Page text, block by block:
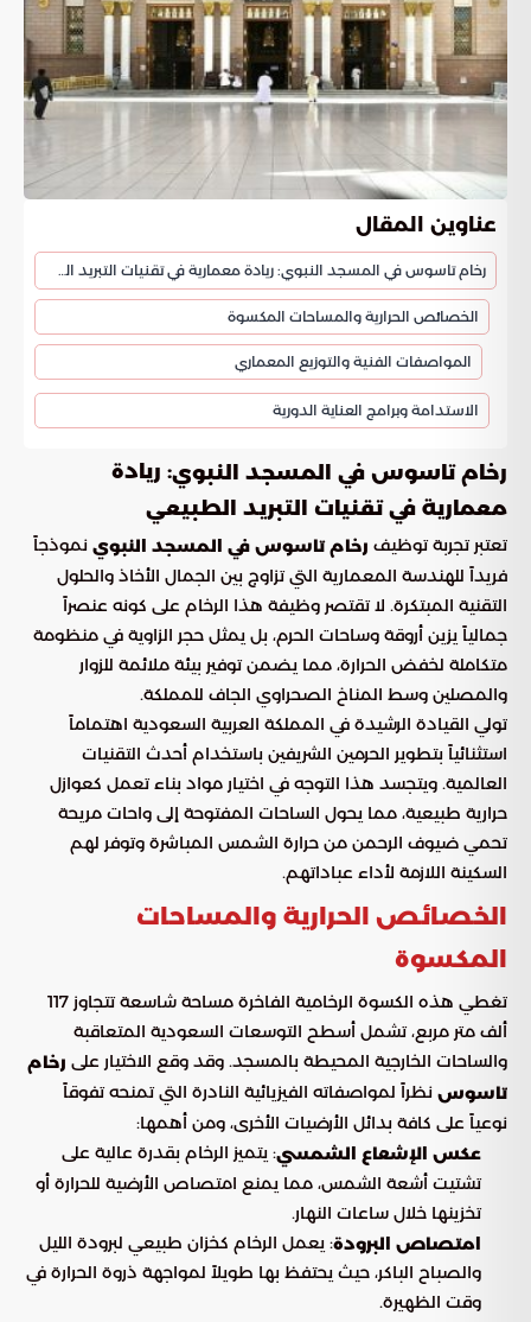
عناوين المقال
رخام تاسوس في المسجد النبوي: ريادة معمارية في تقنيات التبريد الطبيعي
الخصائص الحرارية والمساحات المكسوة
المواصفات الفنية والتوزيع المعماري
الاستدامة وبرامج العناية الدورية
رخام تاسوس في المسجد النبوي: ريادة
معمارية في تقنيات التبريد الطبيعي
تعتبر تجربة توظيف رخام تاسوس في المسجد النبوي نموذجاً
فريداً للهندسة المعمارية التي تزاوج بين الجمال الأخاذ والحلول
التقنية المبتكرة. لا تقتصر وظيفة هذا الرخام على كونه عنصراً
جمالياً يزين أروقة وساحات الحرم، بل يمثل حجر الزاوية في منظومة
متكاملة لخفض الحرارة، مما يضمن توفير بيئة ملائمة للزوار
والمصلين وسط المناخ الصحراوي الجاف للمملكة.
تولي القيادة الرشيدة في المملكة العربية السعودية اهتماماً
استثنائياً بتطوير الحرمين الشريفين باستخدام أحدث التقنيات
العالمية. ويتجسد هذا التوجه في اختيار مواد بناء تعمل كعوازل
حرارية طبيعية، مما يحول الساحات المفتوحة إلى واحات مريحة
تحمي ضيوف الرحمن من حرارة الشمس المباشرة وتوفر لهم
السكينة اللازمة لأداء عباداتهم.
الخصائص الحرارية والمساحات
المكسوة
تغطي هذه الكسوة الرخامية الفاخرة مساحة شاسعة تتجاوز 117
ألف متر مربع، تشمل أسطح التوسعات السعودية المتعاقبة
والساحات الخارجية المحيطة بالمسجد. وقد وقع الاختيار على رخام
تاسوس نظراً لمواصفاته الفيزيائية النادرة التي تمنحه تفوقاً
نوعياً على كافة بدائل الأرضيات الأخرى، ومن أهمها:
عكس الإشعاع الشمسي: يتميز الرخام بقدرة عالية على
تشتيت أشعة الشمس، مما يمنع امتصاص الأرضية للحرارة أو
تخزينها خلال ساعات النهار.
امتصاص البرودة: يعمل الرخام كخزان طبيعي لبرودة الليل
والصباح الباكر، حيث يحتفظ بها طويلاً لمواجهة ذروة الحرارة في
وقت الظهيرة.